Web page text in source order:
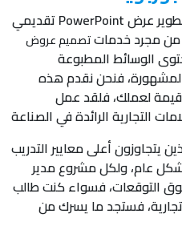
صحيح أنه يمكننا مساعدتك في تطوير عرض PowerPoint تقديمي
من مجرد خدماتتصميم عروض
الوسائط المطبوعة
المشهورة، فنحن نقدم هذه
لعملك، فلقد عمل
التجارية الرائدة في الصناعة
أعلى معايير التدريب
عام، ولكل مشروع مدير
التوقعات، فسواء كنت طالب
فستجد ما يسرك من